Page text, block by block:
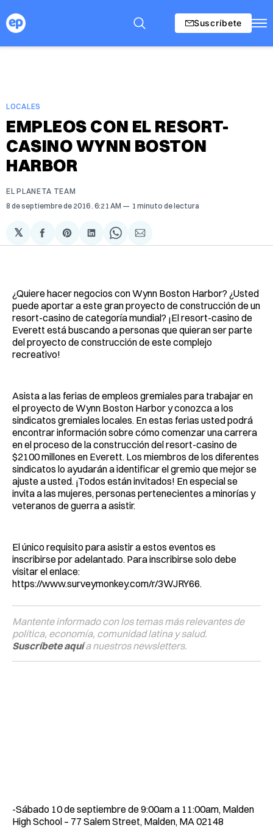
Suscríbete
LOCALES
EMPLEOS CON EL RESORT-
CASINO WYNN BOSTON
HARBOR
EL PLANETA TEAM
8 de septiembre de 2016 . 6:21 AM 1 minuto de lectura
𝕏
Compartir
en
Share
on
Compartir
en
Share
on
Compartir
via
¿Quiere hacer negocios con Wynn Boston Harbor? ¿Usted
puede aportar a este gran proyecto de construcción de un
resort-casino de categoría mundial? ¡El resort-casino de
Everett está buscando a personas que quieran ser parte
del proyecto de construcción de este complejo
recreativo!
Asista a las ferias de empleos gremiales para trabajar en
el proyecto de Wynn Boston Harbor y conozca a los
sindicatos gremiales locales. En estas ferias usted podrá
encontrar información sobre cómo comenzar una carrera
en el proceso de la construcción del resort-casino de
$2100 millones en Everett. Los miembros de los diferentes
sindicatos lo ayudarán a identificar el gremio que mejor se
ajuste a usted. ¡Todos están invitados! En especial se
invita a las mujeres, personas pertenecientes a minorías y
veteranos de guerra a asistir.
El único requisito para asistir a estos eventos es
inscribirse por adelantado. Para inscribirse solo debe
visitar el enlace:
https://www.surveymonkey.com/r/3WJRY66.
Mantente informado con los temas más relevantes de
política, economía, comunidad latina y salud.
Suscríbete aquía nuestros newsletters.
-Sábado 10 de septiembre de 9:00am a 11:00am, Malden
High School – 77 Salem Street, Malden, MA 02148